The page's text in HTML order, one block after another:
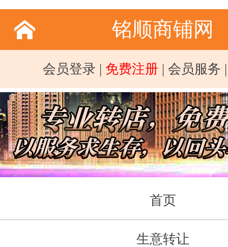
铭顺商铺网
会员登录 | 免费注册 | 会员服务
首页
生意转让